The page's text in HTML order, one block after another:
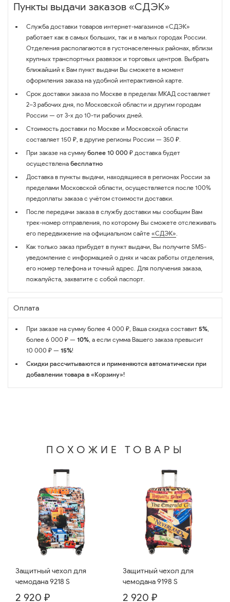
Пункты выдачи заказов «СДЭК»
Служба доставки товаров интернет-магазинов «СДЭК»
работает как в самых больших, так и в малых городах России.
Отделения располагаются в густонаселенных районах, вблизи
крупных транспортных развязок и торговых центров. Выбрать
ближайший к Вам пункт выдачи Вы сможете в момент
оформления заказа на удобной интерактивной карте.
Срок доставки заказа по Москве в пределах МКАД составляет
2–3 рабочих дня, по Московской области и другим городам
России — от 3-х до 10-ти рабочих дней.
Стоимость доставки по Москве и Московской области
составляет 150 ₽, в другие регионы России — 350 ₽.
При заказе на сумму более 10 000 ₽ доставка будет
осуществлена бесплатно
Доставка в пункты выдачи, находящиеся в регионах России за
пределами Московской области, осуществляется после 100%
предоплаты заказа с учётом стоимости доставки.
После передачи заказа в службу доставки мы сообщим Вам
трек-номер отправления, по которому Вы сможете отслеживать
его передвижение на официальном сайте «СДЭК».
Как только заказ прибудет в пункт выдачи, Вы получите SMS-
уведомление с информацией о днях и часах работы отделения,
его номер телефона и точный адрес. Для получения заказа,
пожалуйста, захватите с собой паспорт.
Оплата
При заказе на сумму более 4 000 ₽, Ваша скидка составит 5%,
более 6 000 ₽ — 10%, а если сумма Вашего заказа превысит
10 000 ₽ — 15%!
Скидки рассчитываются и применяются автоматически при
добавлении товара в «Корзину»!
ПОХОЖИЕ ТОВАРЫ
Защитный чехол для
чемодана 9218 S
2 920 ₽
Защитный чехол для
чемодана 9198 S
2 920 ₽